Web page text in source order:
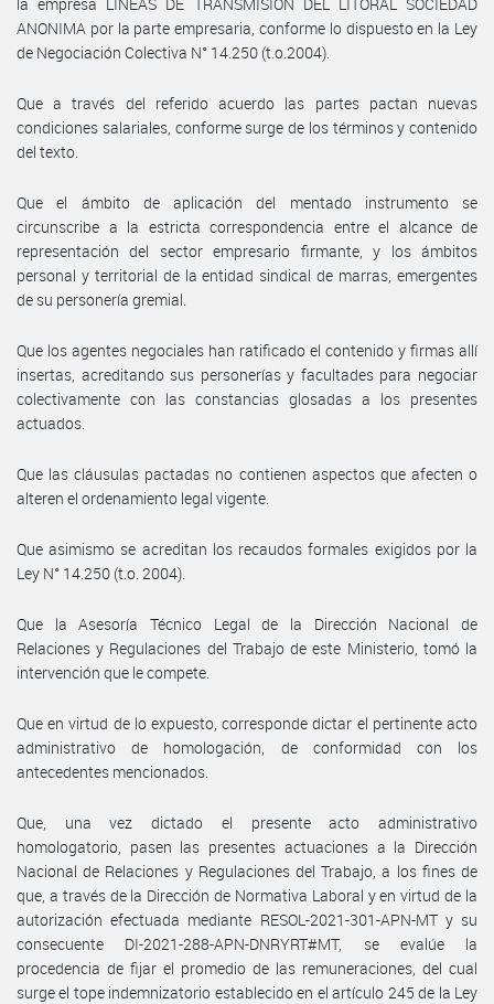
ANONIMA por la parte empresaria, conforme lo dispuesto en la Ley
de Negociación Colectiva N° 14.250 (t.o.2004).
Que a través del referido acuerdo las partes pactan nuevas
condiciones salariales, conforme surge de los términos y contenido
del texto.
Que el ámbito de aplicación del mentado instrumento se
circunscribe a la estricta correspondencia entre el alcance de
representación del sector empresario firmante, y los ámbitos
personal y territorial de la entidad sindical de marras, emergentes
de su personería gremial.
Que los agentes negociales han ratificado el contenido y firmas allí
insertas, acreditando sus personerías y facultades para negociar
colectivamente con las constancias glosadas a los presentes
actuados.
Que las cláusulas pactadas no contienen aspectos que afecten o
alteren el ordenamiento legal vigente.
Que asimismo se acreditan los recaudos formales exigidos por la
Ley N° 14.250 (t.o. 2004).
Que la Asesoría Técnico Legal de la Dirección Nacional de
Relaciones y Regulaciones del Trabajo de este Ministerio, tomó la
intervención que le compete.
Que en virtud de lo expuesto, corresponde dictar el pertinente acto
administrativo de homologación, de conformidad con los
antecedentes mencionados.
Que, una vez dictado el presente acto administrativo
homologatorio, pasen las presentes actuaciones a la Dirección
Nacional de Relaciones y Regulaciones del Trabajo, a los fines de
que, a través de la Dirección de Normativa Laboral y en virtud de la
autorización efectuada mediante RESOL-2021-301-APN-MT y su
consecuente DI-2021-288-APN-DNRYRT#MT, se evalúe la
procedencia de fijar el promedio de las remuneraciones, del cual
surge el tope indemnizatorio establecido en el artículo 245 de la Ley